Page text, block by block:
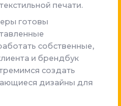
печати.
готовы
собственные,
и брендбук
создать
дизайны для